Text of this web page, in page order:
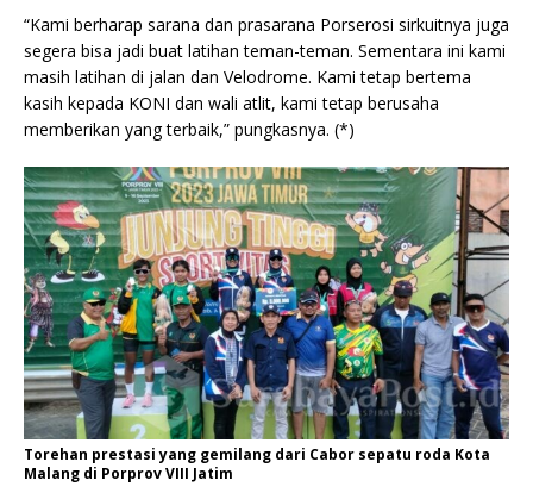
“Kami berharap sarana dan prasarana Porserosi sirkuitnya juga
segera bisa jadi buat latihan teman-teman. Sementara ini kami
masih latihan di jalan dan Velodrome. Kami tetap bertema
kasih kepada KONI dan wali atlit, kami tetap berusaha
memberikan yang terbaik,” pungkasnya. (*)
Torehan prestasi yang gemilang dari Cabor sepatu roda Kota
Malang di Porprov VIII Jatim